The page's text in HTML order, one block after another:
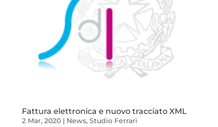
Fattura elettronica e nuovo tracciato XML
2 Mar, 2020| News, Studio Ferrari